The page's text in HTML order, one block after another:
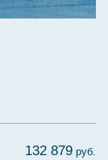
132 879 руб.